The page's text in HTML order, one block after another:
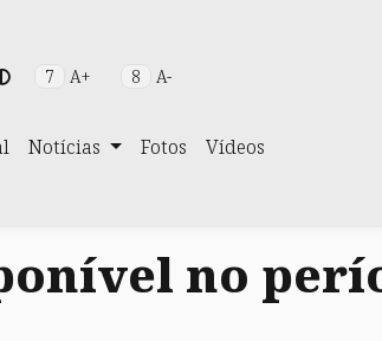
7 A+ 8 A-
Notícias Fotos Vídeos
no